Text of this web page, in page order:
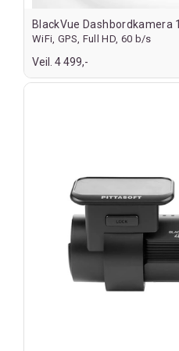
BlackVue Dashbordkamera
WiFi, GPS, Full HD, 60 b/s
Veil. 4 499,-